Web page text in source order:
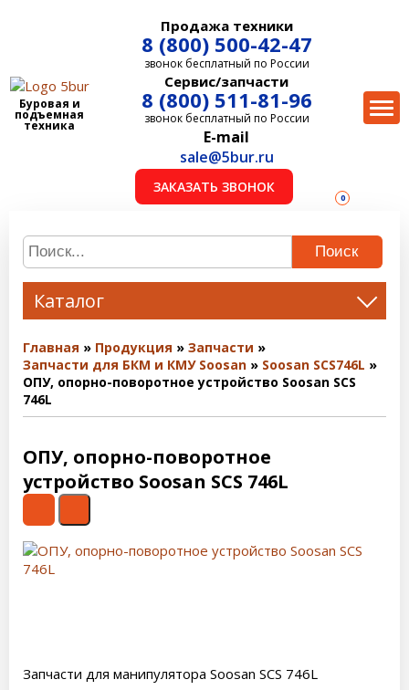
Буровая и
подъемная
техника
Продажа техники
8 (800) 500-42-47
звонок бесплатный по России
Сервис/запчасти
8 (800) 511-81-96
звонок бесплатный по России
E-mail
sale@5bur.ru
ЗАКАЗАТЬ ЗВОНОК
0
Поиск
Каталог
Главная Продукция
Запчасти
Запчасти для БКМ и КМУ Soosan
Soosan SCS746L
ОПУ, опорно-поворотное устройство Soosan SCS
746L
ОПУ, опорно-поворотное
устройство Soosan SCS 746L
Запчасти для манипулятора Soosan SCS 746L